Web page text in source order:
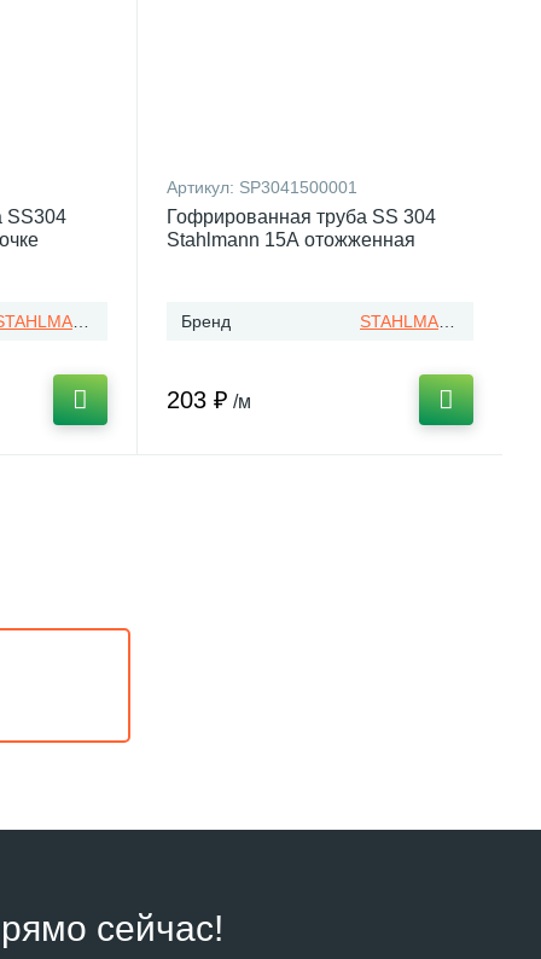
SS304
Артикул: SP3041500001
Гофрированная труба SS 304
Stahlmann 15А отожженная
Бренд
203 ₽ /м
сейчас!